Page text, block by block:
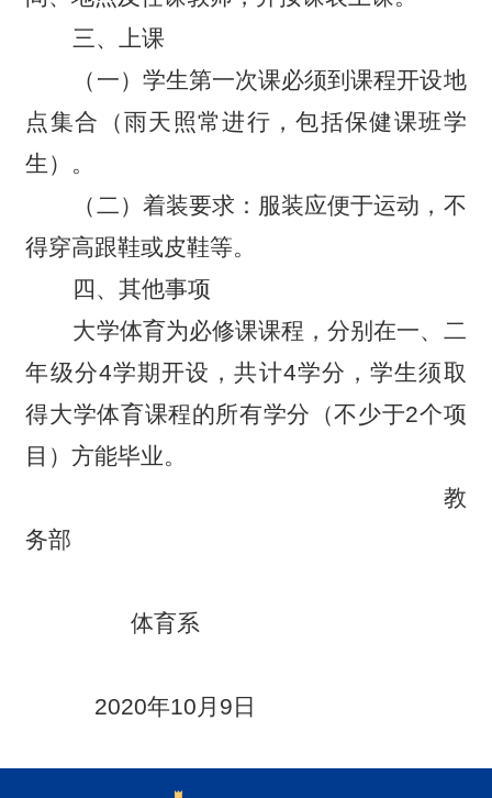
三、上课
（一）学生第一次课必须到课程开设地
点集合（雨天照常进行，包括保健课班学
生）。
（二）着装要求：服装应便于运动，不
得穿高跟鞋或皮鞋等。
四、其他事项
大学体育为必修课课程，分别在一、二
年级分4学期开设，共计4学分，学生须取
得大学体育课程的所有学分（不少于2个项
目）方能毕业。
教
务部
体育系
2020年10月9日